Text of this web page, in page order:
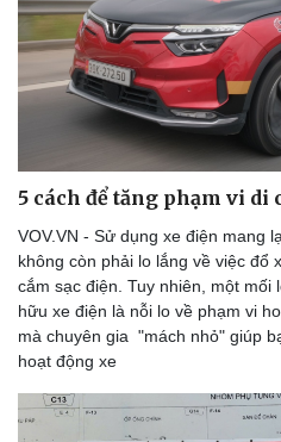
Doanh nghiệp 24h
Doanh nhân
Vì cộng đồng
5 cách để tăng phạm vi di
VOV.VN - Sử dụng xe điện mang
không còn phải lo lắng về việc đổ
cắm sạc điện. Tuy nhiên, một
hữu xe điện là nỗi lo về phạm vi
mà chuyên gia "mách nhỏ" giúp
hoạt động xe